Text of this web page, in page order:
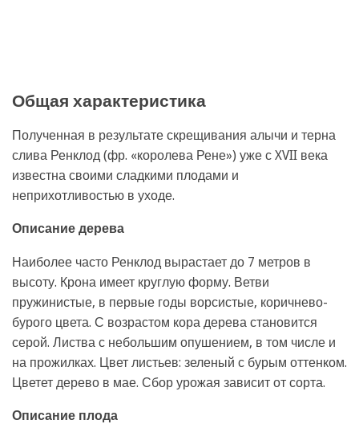
Общая характеристика
Полученная в результате скрещивания алычи и терна
слива Ренклод (фр. «королева Рене») уже с XVII века
известна своими сладкими плодами и
неприхотливостью в уходе.
Описание дерева
Наиболее часто Ренклод вырастает до 7 метров в
высоту. Крона имеет круглую форму. Ветви
пружинистые, в первые годы ворсистые, коричнево-
бурого цвета. С возрастом кора дерева становится
серой. Листва с небольшим опушением, в том числе и
на прожилках. Цвет листьев: зеленый с бурым оттенком.
Цветет дерево в мае. Сбор урожая зависит от сорта.
Описание плода